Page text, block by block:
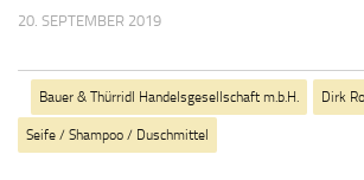
20. SEPTEMBER 2019
Bauer & Thürridl Handelsgesellschaft m.b.H. Dirk
Seife / Shampoo / Duschmittel